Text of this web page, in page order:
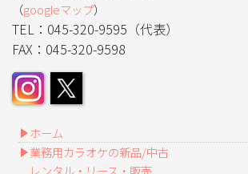
（googleマップ）
TEL：045-320-9595（代表）
FAX：045-320-9598
ホーム
業務用カラオケの新品/中古
レンタル・リース・販売